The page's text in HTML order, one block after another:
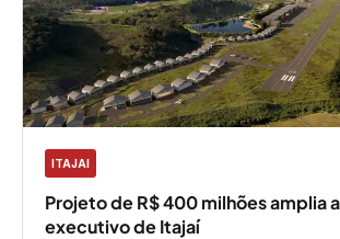
ITAJAI
Projeto de R$ 400 milhões amplia
executivo de Itajaí